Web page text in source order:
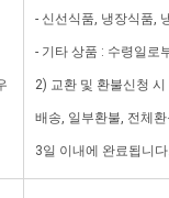
- 신선식품, 냉장식품,
- 기타 상품 : 수령일로
2) 교환 및 환불신청
배송, 일부환불, 전체
3일 이내에 완료됩니